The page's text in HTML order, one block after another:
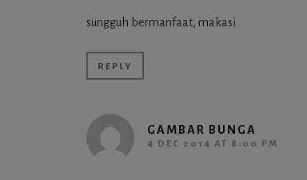
sungguh bermanfaat, makasi
REPLY
GAMBAR BUNGA
4 DEC 2014 AT 8:00 PM